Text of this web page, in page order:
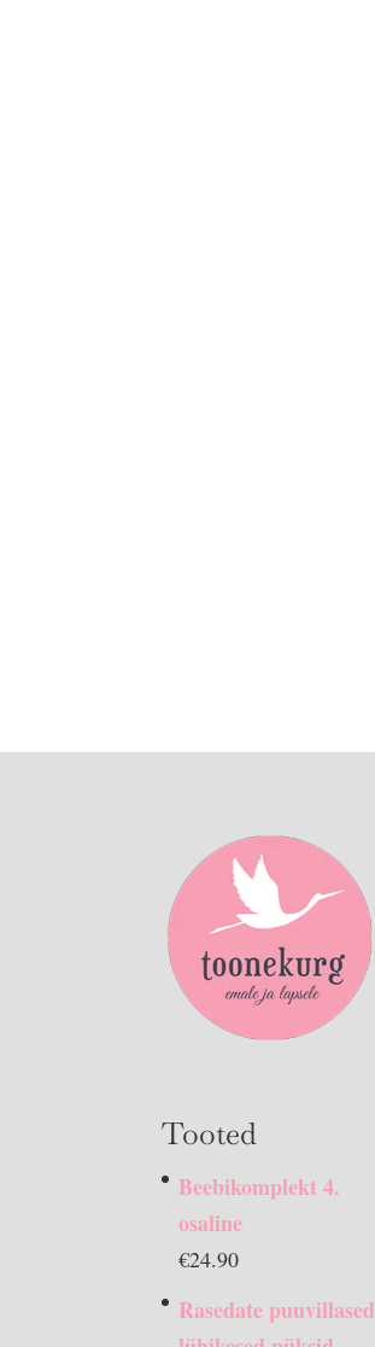
Tooted
Beebikomplekt 4.
osaline
€24.90
Rasedate puuvillased